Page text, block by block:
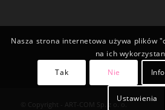
© Copyright - ART-COM Sp. z o. o.
Nasza strona internetowa używa plików
na ich
Tak
Nie
Ustawienia